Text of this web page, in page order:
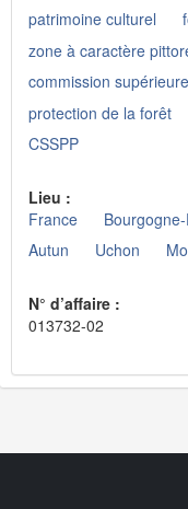
patrimoine culturel
zone à caractère
commission
protection de la forêt
CSSPP
Lieu :
France
Autun
Uchon
N° d’affaire :
013732-02